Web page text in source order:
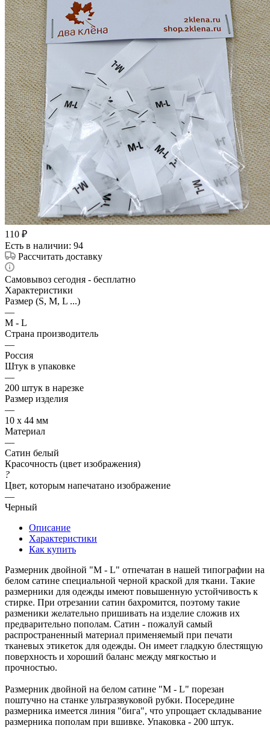
110 ₽
Есть в наличии: 94
Рассчитать доставку
Самовывоз сегодня - бесплатно
Характеристики
Размер (S, M, L ...)
—
M - L
Страна производитель
—
Россия
Штук в упаковке
—
200 штук в нарезке
Размер изделия
—
10 х 44 мм
Материал
—
Сатин белый
Красочность (цвет изображения)
?
Цвет, которым напечатано изображение
—
Черный
Описание
Характеристики
Как купить
Размерник двойной "M - L" отпечатан в нашей типографии на
белом сатине специальной черной краской для ткани. Такие
размерники для одежды имеют повышенную устойчивость к
стирке. При отрезании сатин бахромится, поэтому такие
разменики желательно пришивать на изделие сложив их
предварительно пополам. Сатин - пожалуй самый
распространенный материал применяемый при печати
тканевых этикеток для одежды. Он имеет гладкую блестящую
поверхность и хороший баланс между мягкостью и
прочностью.
Размерник двойной на белом сатине "M - L" порезан
поштучно на станке ультразвуковой рубки. Посередине
размерника имеется линия "бига", что упрощает складывание
размерника пополам при вшивке. Упаковка - 200 штук.